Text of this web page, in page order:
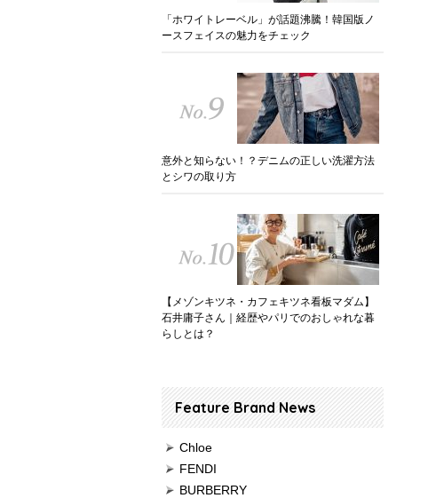
「ホワイトレーベル」が話題沸騰！韓国版ノ
ースフェイスの魅力をチェック
意外と知らない！？デニムの正しい洗濯方法
とシワの取り方
【メゾンキツネ・カフェキツネ看板マダム】
石井庸子さん｜経歴やパリでのおしゃれな暮
らしとは？
Feature Brand News
Chloe
FENDI
BURBERRY